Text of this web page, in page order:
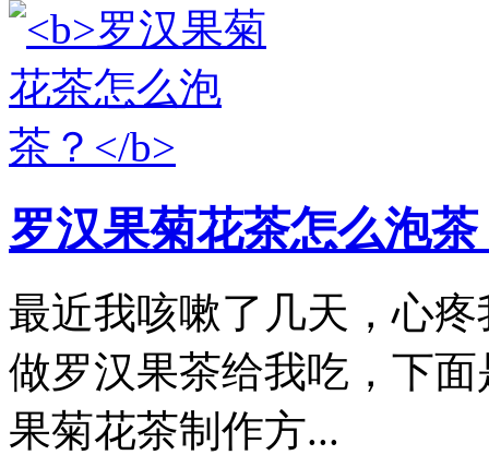
罗汉果菊花茶怎么泡茶
最近我咳嗽了几天，心
做罗汉果茶给我吃，下
果菊花茶制作方...